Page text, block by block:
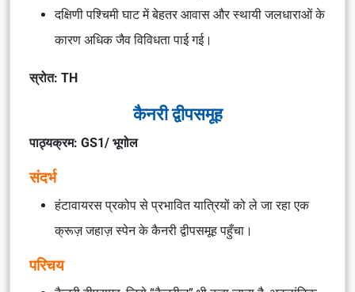
दक्षिणी पश्चिमी घाट में बेहतर आवास और स्थायी जलधाराओं के
कारण अधिक जैव विविधता पाई गई।
स्रोत: TH
कैनरी द्वीपसमूह
पाठ्यक्रम: GS1/ भूगोल
संदर्भ
हंटावायरस प्रकोप से प्रभावित यात्रियों को ले जा रहा एक
क्रूज़ जहाज़ स्पेन के कैनरी द्वीपसमूह पहुँचा।
परिचय